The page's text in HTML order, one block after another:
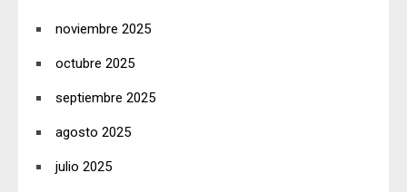
noviembre 2025
octubre 2025
septiembre 2025
agosto 2025
julio 2025